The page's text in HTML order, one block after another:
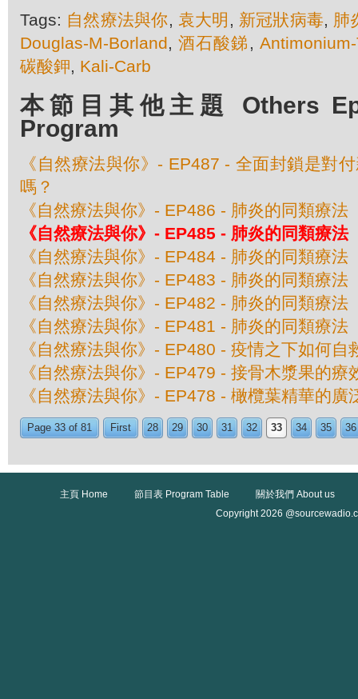
Tags: 自然療法與你, 袁大明 , 新冠狀病毒, 肺
Douglas-M-Borland,酒石酸銻 ,
碳酸鉀, Kali-Carb
本節目其他主題 Others
Program
《自然療法與你》- EP487 - 全面封鎖是對
嗎？
《自然療法與你》- EP486 - 肺炎的同類療法
《自然療法與你》- EP485 - 肺炎的同類療法
《自然療法與你》- EP484 - 肺炎的同類療法
《自然療法與你》- EP483 - 肺炎的同類療法
《自然療法與你》- EP482 - 肺炎的同類療法
《自然療法與你》- EP481 - 肺炎的同類療法
《自然療法與你》- EP480 - 疫情之下如何自
《自然療法與你》- EP479 - 接骨木漿果的療
《自然療法與你》- EP478 - 橄欖葉精華的廣
Page 33 of 81 First 28 29 30 31 32 33 34 35 36
主頁 Home 節目表 Program Table
關於我們 About us
Copyright 2026